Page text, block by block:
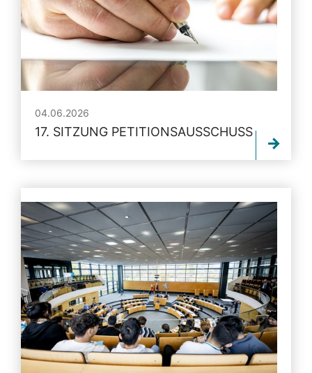
04.06.2026
17. SITZUNG PETITIONSAUSSCHUSS